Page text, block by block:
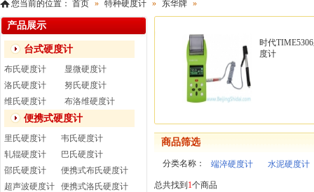
您当前的位置： 首页 » 特种硬度计 » 东华牌 »
时代
度计
商品筛选
分类名称： 端淬硬度计 水泥硬度计
总共找到 1个商品
产品展示
台式硬度计
布氏硬度计
显微硬度计
洛氏硬度计
努氏硬度计
维氏硬度计
布洛维硬度计
便携式硬度计
里氏硬度计
韦氏硬度计
轧辊硬度计
巴氏硬度计
邵氏硬度计
便携式布氏硬度计
超声波硬度计
便携式洛氏硬度计